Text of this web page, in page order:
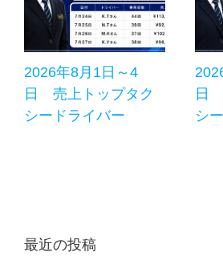
2026年8月1日～4
日 売上トップタク
シードライバー
日
シ
最近の投稿